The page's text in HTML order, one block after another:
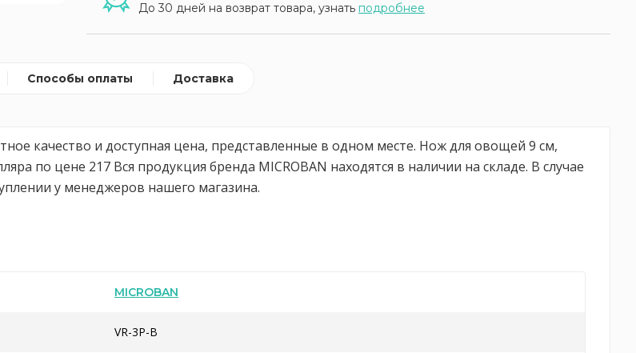
До 30 дней на возврат товара, узнать подробнее
Способы оплаты Доставка
качество и доступная цена, представленные в одном месте. Нож для овощей 9 см,
по цене 217 Вся продукция бренда MICROBAN находятся в наличии на складе. В случае
у менеджеров нашего магазина.
MICROBAN
VR-3P-B